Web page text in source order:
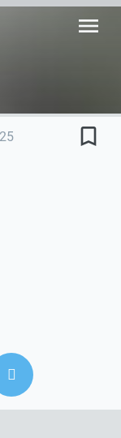
menu
bookmark_border